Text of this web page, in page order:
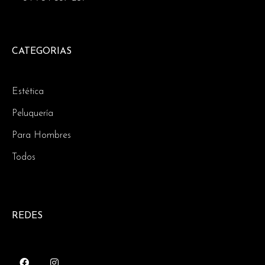
CATEGORIAS
Estética
Peluquería
Para Hombres
Todos
REDES